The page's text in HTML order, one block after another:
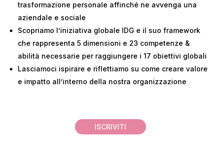
trasformazione personale affinché ne avvenga una
aziendale e sociale
Scopriamo l’iniziativa globale IDG e il suo framework
che rappresenta 5 dimensioni e 23 competenze &
abilità necessarie per raggiungere i 17 obiettivi globali
Lasciamoci ispirare e riflettiamo su come creare valore
e impatto all’interno della nostra organizzazione
ISCRIVITI